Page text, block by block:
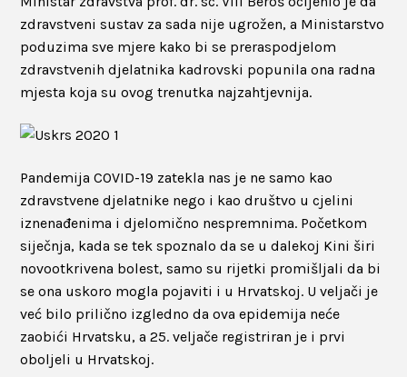
zdravstveni sustav za sada nije ugrožen, a Ministarstvo
poduzima sve mjere kako bi se preraspodjelom
zdravstvenih djelatnika kadrovski popunila ona radna
mjesta koja su ovog trenutka najzahtjevnija.
Pandemija COVID-19 zatekla nas je ne samo kao
zdravstvene djelatnike nego i kao društvo u cjelini
iznenađenima i djelomično nespremnima. Početkom
siječnja, kada se tek spoznalo da se u dalekoj Kini širi
novootkrivena bolest, samo su rijetki promišljali da bi
se ona uskoro mogla pojaviti i u Hrvatskoj. U veljači je
već bilo prilično izgledno da ova epidemija neće
zaobići Hrvatsku, a 25. veljače registriran je i prvi
oboljeli u Hrvatskoj.